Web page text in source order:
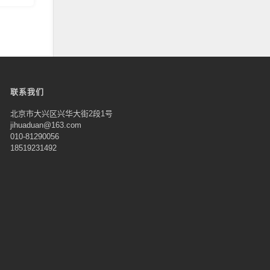
联系我们
北京市大兴区兴华大街2段1号
jihuaduan@163.com
010-81290056
18519231492